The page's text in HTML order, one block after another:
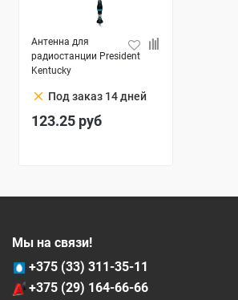
Антенна для
радиостанции President
Kentucky
clear Под заказ 14 дней
123.25 руб
Мы на связи!
+375 (33) 311-35-11
+375 (29) 164-66-66